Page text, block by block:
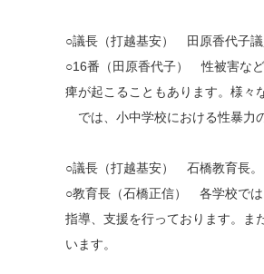
○議長（打越基安） 田原香代子議
○16番（田原香代子） 性被害な
痺が起こることもあります。様々
では、小中学校における性暴力
○議長（打越基安） 石橋教育長。
○教育長（石橋正信） 各学校では
指導、支援を行っております。ま
います。